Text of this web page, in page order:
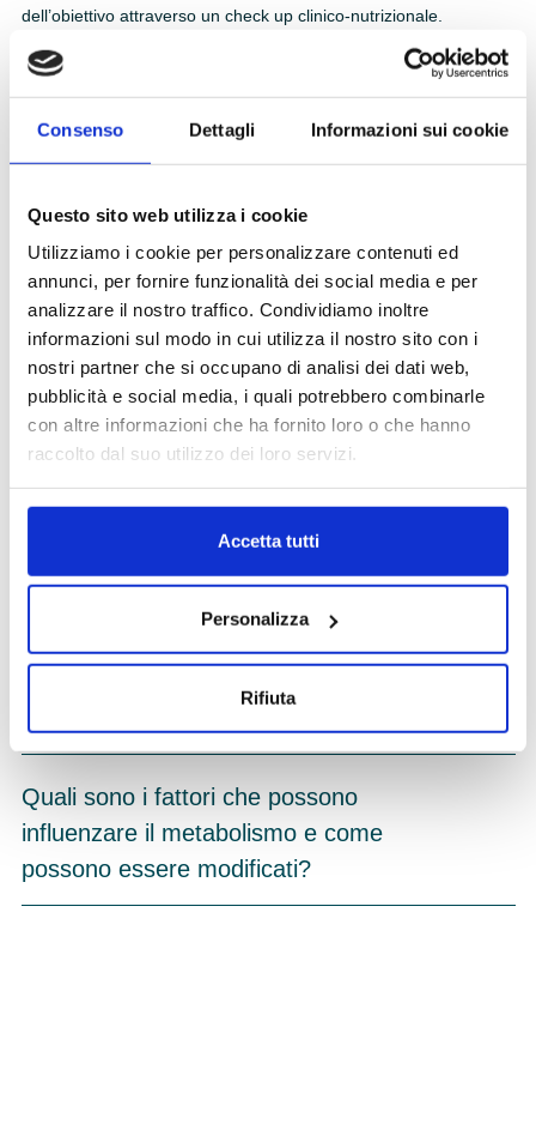
Consenso Dettagli Informazioni sui cookie
Questo sito web utilizza i cookie
Utilizziamo i cookie per personalizzare contenuti ed
annunci, per fornire funzionalità dei social media e per
analizzare il nostro traffico. Condividiamo inoltre
informazioni sul modo in cui utilizza il nostro sito con i
nostri partner che si occupano di analisi dei dati web,
pubblicità e social media, i quali potrebbero combinarle
con altre informazioni che ha fornito loro o che hanno
raccolto dal suo utilizzo dei loro servizi.
Accetta tutti
Personalizza
Rifiuta
dell’obiettivo attraverso un check up clinico-nutrizionale.
Come viene eseguito il check up
metabolico?
Dove posso fare un check up
metabolico?
Quali sono le analisi che vengono
effettuate durante il check-up
Quali sono i fattori che possono
influenzare il metabolismo e come
possono essere modificati?